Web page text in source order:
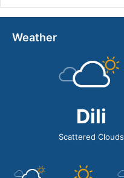
Weather
Dili
Scattered Clouds